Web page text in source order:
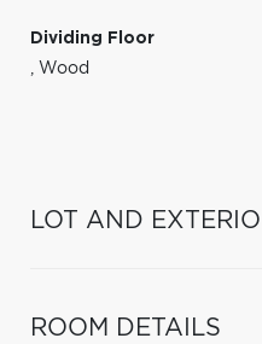
Dividing Floor
, Wood
LOT AND
ROOM DETAILS